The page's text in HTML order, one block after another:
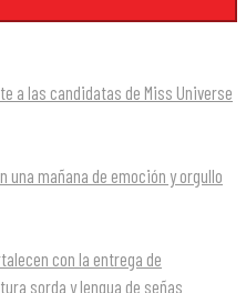
a las candidatas de Miss Universe
mañana de emoción y orgullo
con la entrega de
sorda y lengua de señas